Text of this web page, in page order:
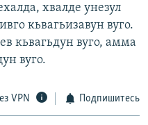
хвалде унезул
кьвагьизавун вуго.
кьвагьдун вуго, амма
вуго.
VPN Подпишитесь